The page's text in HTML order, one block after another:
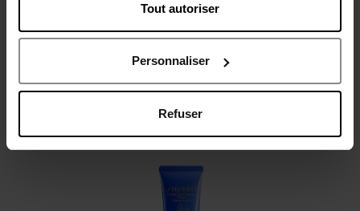
Tout autoriser
Personnaliser
Refuser